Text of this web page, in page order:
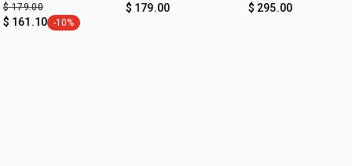
• cruelty free
• tipo de tratamiento: definición e hidratación
$ 179.00
$ 161.10 etiqueta -10%
-10%
$ 179.00
$ 295.00